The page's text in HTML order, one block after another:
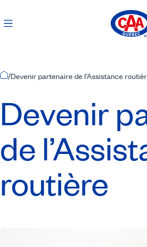
Accueil
/Devenir partenaire de l’Assistance
Devenir
de
routière